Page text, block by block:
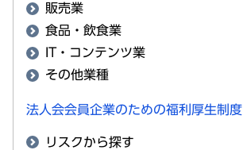
販売業
食品・飲食業
IT・コンテンツ業
その他業種
法人会会員企業のための福利厚生制度
リスクから探す